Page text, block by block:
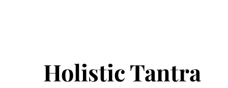
Holistic Tantra